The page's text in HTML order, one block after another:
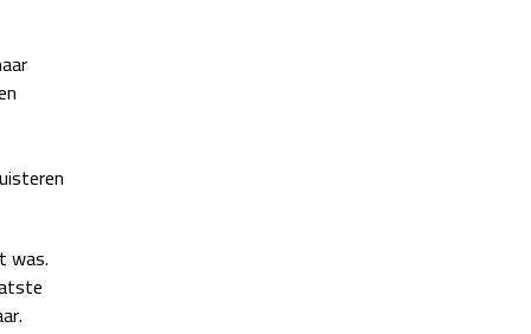
was.